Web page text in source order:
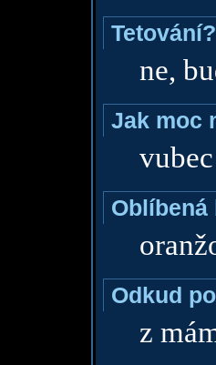
Tetování?
ne,
Jak moc
vubec
Oblíbená
Odkud
z